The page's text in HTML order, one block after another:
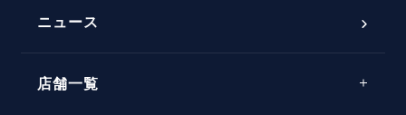
ラインメレ
モード
エレガント
30万円台～
ニュース
店舗一覧